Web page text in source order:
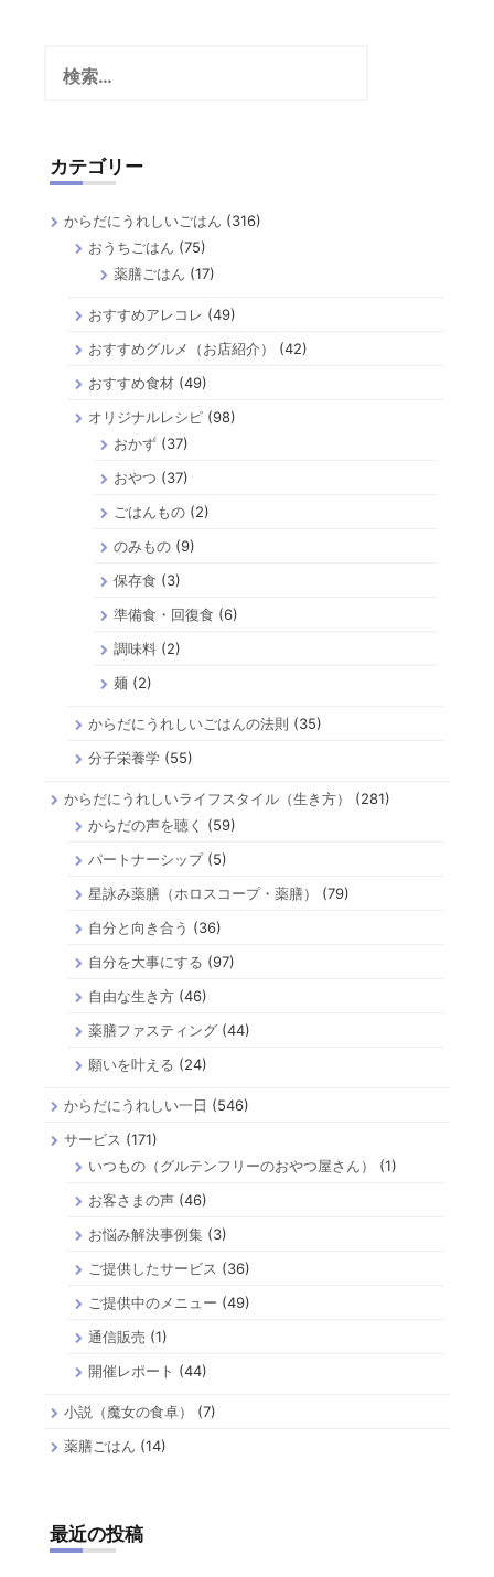
カテゴリー
からだにうれしいごはん (316)
おうちごはん (75)
薬膳ごはん (17)
おすすめアレコレ (49)
おすすめグルメ（お店紹介）
(42)
おすすめ食材 (49)
オリジナルレシピ (98)
おかず(37)
おやつ (37)
ごはんもの(2)
のみもの(9)
保存食 (3)
準備食・回復食 (6)
調味料(2)
麺 (2)
からだにうれしいごはんの法則 (35)
分子栄養学 (55)
からだにうれしいライフスタイル（生き方）
(281)
からだの声を聴く
(59)
パートナーシップ(5)
星詠み薬膳（ホロスコープ・薬膳）
(79)
自分と向き合う (36)
自分を大事にする (97)
自由な生き方 (46)
薬膳ファスティング (44)
願いを叶える (24)
からだにうれしい一日 (546)
サービス (171)
いつもの（グルテンフリーのおやつ屋さん）
(1)
お客さまの声 (46)
お悩み解決事例集 (3)
ご提供したサービス (36)
ご提供中のメニュー (49)
通信販売 (1)
開催レポート (44)
小説（魔女の食卓）
(7)
薬膳ごはん (14)
最近の投稿